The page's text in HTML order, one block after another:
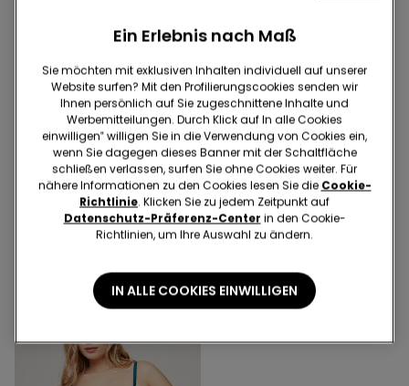
Brazilian-Bikinislip mit
hohem abgerundetem
Beinausschnitt Shiny Glam
€ 9,00
Niedrigster Preis in den letzten 30
1 Farbe
Brazilian-Bikinislip mit
schmalen Seitenbändern
Shiny Glam Blau
€ 12,99 € 9,00
Niedrigster Preis in den letzten 30
Ein Erlebnis nach Maß
Sie möchten mit exklusiven Inhalten individuell auf unserer
Website surfen? Mit den Profilierungscookies senden wir
Ihnen persönlich auf Sie zugeschnittene Inhalte und
Werbemitteilungen. Durch Klick auf In alle Cookies
einwilligen‟ willigen Sie in die Verwendung von Cookies ein,
wenn Sie dagegen dieses Banner mit der Schaltfläche
schließen verlassen, surfen Sie ohne Cookies weiter. Für
nähere Informationen zu den Cookies lesen Sie die Cookie-
Richtlinie. Klicken Sie zu jedem Zeitpunkt auf
Datenschutz-Präferenz-Center in den Cookie-
Richtlinien, um Ihre Auswahl zu ändern.
IN ALLE COOKIES EINWILLIGEN